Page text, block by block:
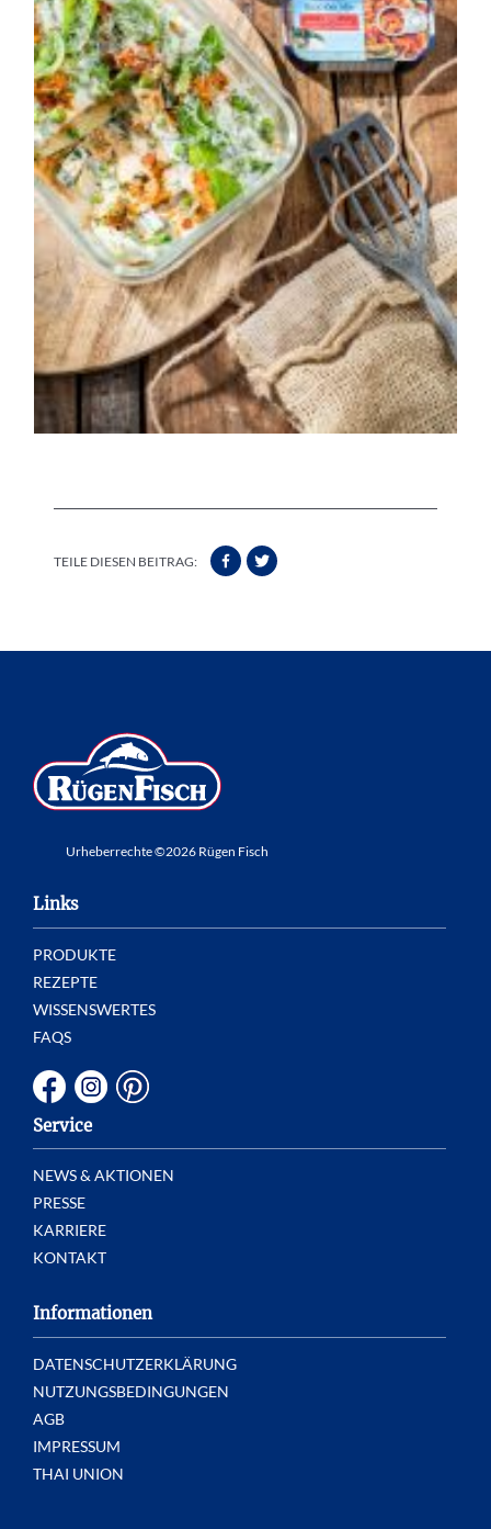
TEILE DIESEN BEITRAG:
Urheberrechte ©2026 Rügen Fisch
Links
PRODUKTE
REZEPTE
WISSENSWERTES
FAQS
Service
NEWS & AKTIONEN
PRESSE
KARRIERE
KONTAKT
Informationen
DATENSCHUTZERKLÄRUNG
NUTZUNGSBEDINGUNGEN
AGB
IMPRESSUM
THAI UNION